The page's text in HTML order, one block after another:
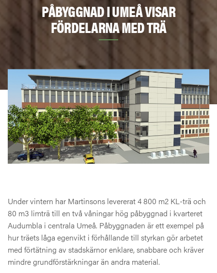
PÅBYGGNAD I UMEÅ VISAR
FÖRDELARNA MED TRÄ
Under vintern har Martinsons levererat 4 800 m2 KL-trä och
80 m3 limträ till en två våningar hög påbyggnad i kvarteret
Audumbla i centrala Umeå. Påbyggnaden är ett exempel på
hur träets låga egenvikt i förhållande till styrkan gör arbetet
med förtätning av stadskärnor enklare, snabbare och kräver
mindre grundförstärkningar än andra material.